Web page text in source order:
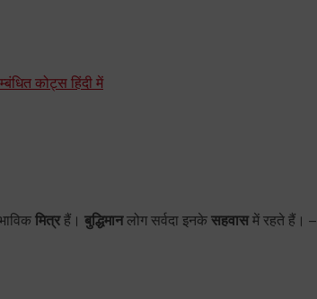
कोट्स हिंदी में
मित्रहैं। बुद्धिमानलोग सर्वदा इनके सहवासमें रहते हैं। –